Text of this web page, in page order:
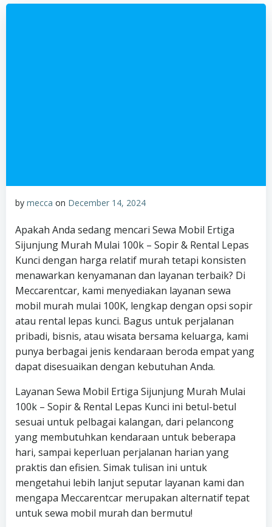
by mecca on December 14, 2024
Apakah Anda sedang mencari Sewa Mobil Ertiga
Sijunjung Murah Mulai 100k – Sopir & Rental Lepas
Kunci dengan harga relatif murah tetapi konsisten
menawarkan kenyamanan dan layanan terbaik? Di
Meccarentcar, kami menyediakan layanan sewa
mobil murah mulai 100K, lengkap dengan opsi sopir
atau rental lepas kunci. Bagus untuk perjalanan
pribadi, bisnis, atau wisata bersama keluarga, kami
punya berbagai jenis kendaraan beroda empat yang
dapat disesuaikan dengan kebutuhan Anda.
Layanan Sewa Mobil Ertiga Sijunjung Murah Mulai
100k – Sopir & Rental Lepas Kunci ini betul-betul
sesuai untuk pelbagai kalangan, dari pelancong
yang membutuhkan kendaraan untuk beberapa
hari, sampai keperluan perjalanan harian yang
praktis dan efisien. Simak tulisan ini untuk
mengetahui lebih lanjut seputar layanan kami dan
mengapa Meccarentcar merupakan alternatif tepat
untuk sewa mobil murah dan bermutu!